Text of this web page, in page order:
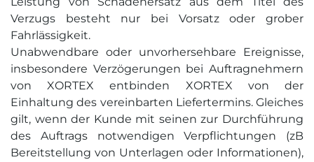
Verzugs besteht nur bei Vorsatz oder grober
Fahrlässigkeit.
Unabwendbare oder unvorhersehbare Ereignisse,
insbesondere Verzögerungen bei Auftragnehmern
von XORTEX entbinden XORTEX von der
Einhaltung des vereinbarten Liefertermins. Gleiches
gilt, wenn der Kunde mit seinen zur Durchführung
des Auftrags notwendigen Verpflichtungen (zB
Bereitstellung von Unterlagen oder Informationen),